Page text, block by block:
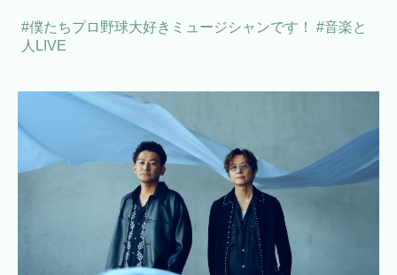
#僕たちプロ野球大好きミュージシャンです！
#音楽と
人LIVE